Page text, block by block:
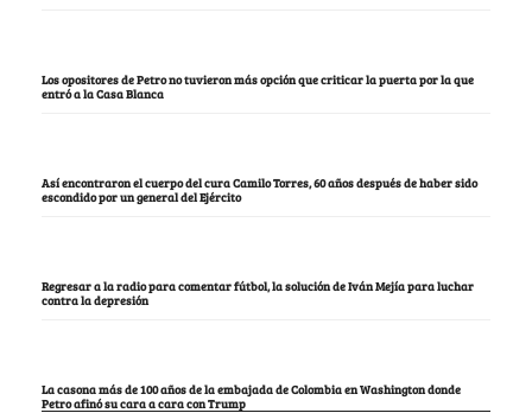
Los opositores de Petro no tuvieron más opción que criticar la puerta por la que
entró a la Casa Blanca
Así encontraron el cuerpo del cura Camilo Torres, 60 años después de haber sido
escondido por un general del Ejército
Regresar a la radio para comentar fútbol, la solución de Iván Mejía para luchar
contra la depresión
La casona más de 100 años de la embajada de Colombia en Washington donde
Petro afinó su cara a cara con Trump